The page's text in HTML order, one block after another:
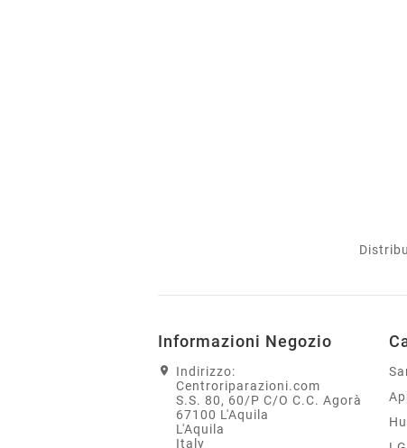
Informazioni Negozio
Indirizzo:
Centroriparazioni.com
S.S. 80, 60/P C/O C.C. Agorà
67100 L'Aquila
L'Aquila
Italy